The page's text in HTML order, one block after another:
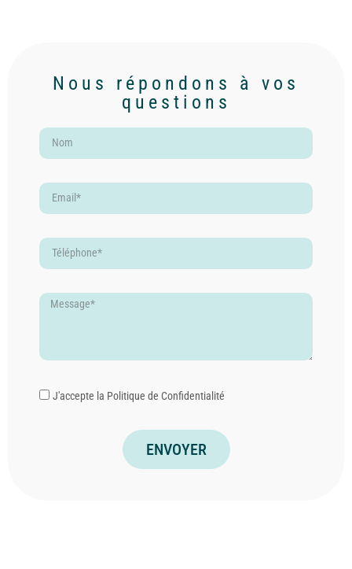
Nous répondons à vos
questions
J'accepte la Politique de Confidentialité
ENVOYER